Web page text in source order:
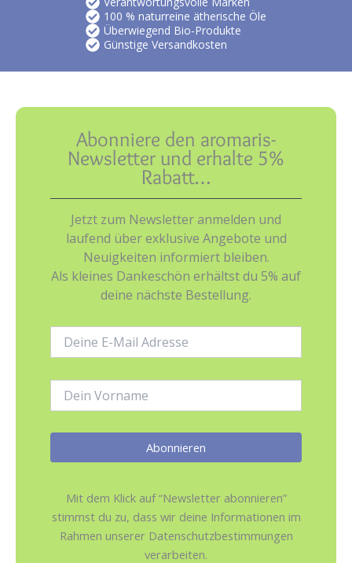
100 % naturreine ätherische Öle
Überwiegend Bio-Produkte
Günstige Versandkosten
Abonniere den aromaris-
Newsletter und erhalte 5%
Rabatt…
Jetzt zum Newsletter anmelden und
laufend über exklusive Angebote und
Neuigkeiten informiert bleiben.
Als kleines Dankeschön erhältst du 5% auf
deine nächste Bestellung.
Mail-
Mit dem Klick auf “Newsletter abonnieren”
stimmst du zu, dass wir deine Informationen im
Rahmen unserer Datenschutzbestimmungen
verarbeiten.